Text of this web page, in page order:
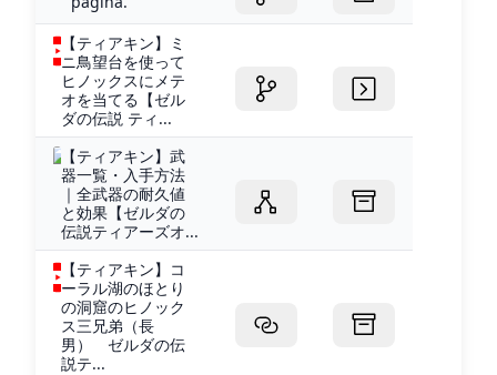
【ティアキン】ミ
ニ鳥望台を使って
ヒノックスにメテ
オを当てる【ゼル
ダの伝説 ティ...
【ティアキン】武
器一覧・入手方法
｜全武器の耐久値
と効果【ゼルダの
伝説ティアーズオ...
【ティアキン】コ
ーラル湖のほとり
の洞窟のヒノック
ス三兄弟（長
男） ゼルダの伝
説テ...